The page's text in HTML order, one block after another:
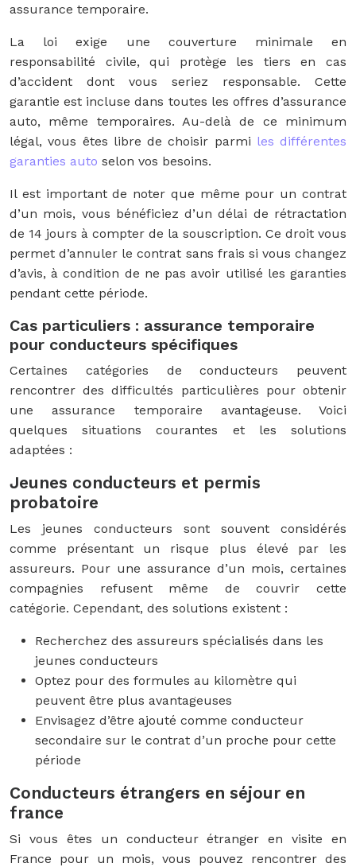
assurance temporaire.
La loi exige une couverture minimale en
responsabilité civile, qui protège les tiers en cas
d’accident dont vous seriez responsable. Cette
garantie est incluse dans toutes les offres d’assurance
auto, même temporaires. Au-delà de ce minimum
légal, vous êtes libre de choisir parmi les différentes
garanties auto selon vos besoins.
Il est important de noter que même pour un contrat
d’un mois, vous bénéficiez d’un délai de rétractation
de 14 jours à compter de la souscription. Ce droit vous
permet d’annuler le contrat sans frais si vous changez
d’avis, à condition de ne pas avoir utilisé les garanties
pendant cette période.
Cas particuliers : assurance temporaire
pour conducteurs spécifiques
Certaines catégories de conducteurs peuvent
rencontrer des difficultés particulières pour obtenir
une assurance temporaire avantageuse. Voici
quelques situations courantes et les solutions
adaptées :
Jeunes conducteurs et permis
probatoire
Les jeunes conducteurs sont souvent considérés
comme présentant un risque plus élevé par les
assureurs. Pour une assurance d’un mois, certaines
compagnies refusent même de couvrir cette
catégorie. Cependant, des solutions existent :
Recherchez des assureurs spécialisés dans les
jeunes conducteurs
Optez pour des formules au kilomètre qui
peuvent être plus avantageuses
Envisagez d’être ajouté comme conducteur
secondaire sur le contrat d’un proche pour cette
période
Conducteurs étrangers en séjour en
france
Si vous êtes un conducteur étranger en visite en
France pour un mois, vous pouvez rencontrer des